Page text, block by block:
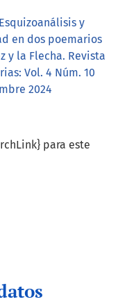
Esquizoanálisis y
en dos poemarios
y la Flecha. Revista
Vol. 4 Núm. 10
2024
para este